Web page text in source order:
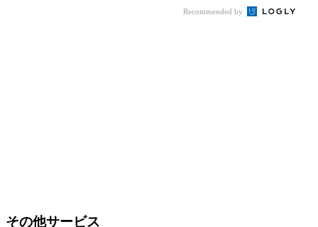
Recommended by
その他サービス